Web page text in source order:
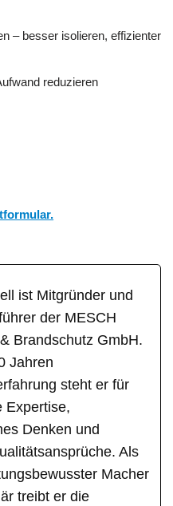
– besser isolieren, effizienter
reduzieren
ist Mitgründer und
der MESCH
Brandschutz GmbH.
Jahren
steht er für
Expertise,
Denken und
Als
Macher
treibt er die